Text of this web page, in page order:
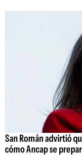
San Román advirtió
cómo Ancap se